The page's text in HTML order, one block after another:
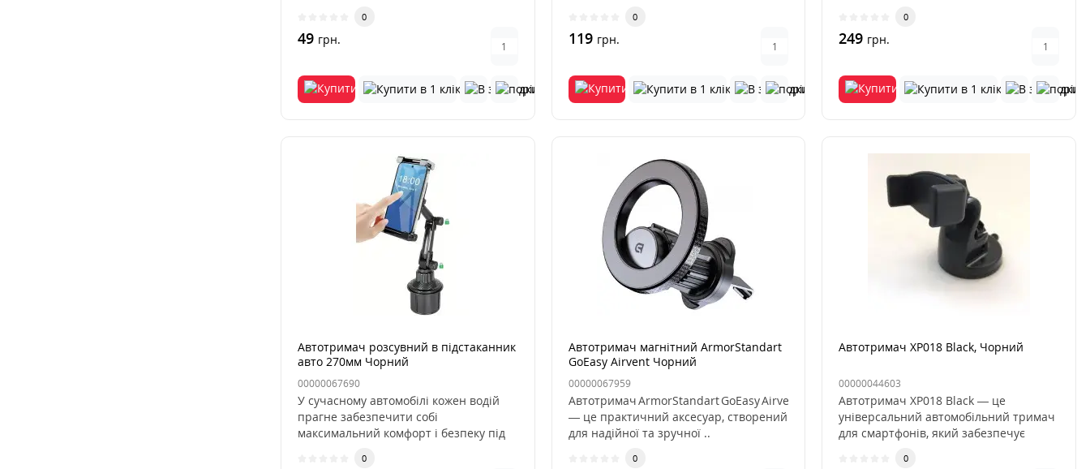
0
49 грн.
0
119 грн.
0
249 грн.
Автотримач розсувний в підстаканник
авто 270мм Чорний
00000067690
У сучасному автомобілі кожен водій
прагне забезпечити собі
максимальний комфорт і безпеку під
0
Автотримач магнітний ArmorStandart
GoEasy Airvent Чорний
00000067959
Автотримач ArmorStandart GoEasy Airvent
— це практичний аксесуар, створений
для надійної та зручної ..
0
Автотримач XP018 Black, Чорний
00000044603
Автотримач XP018 Black — це
універсальний автомобільний тримач
для смартфонів, який забезпечує
0